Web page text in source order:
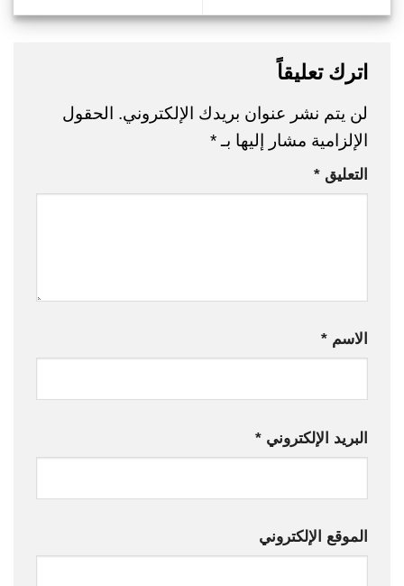
اترك تعليقاً
لن يتم نشر عنوان بريدك الإلكتروني. الحقول
الإلزامية مشار إليها بـ*
التعليق *
الاسم *
البريد الإلكتروني *
الموقع الإلكتروني